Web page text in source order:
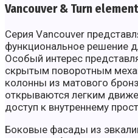
Vancouver & Turn
Серия Vancouver
функциональное решение
Особый интерес
скрытым поворотным
колонны из матового
открываются легким
доступ к внутреннему
Боковые фасады из